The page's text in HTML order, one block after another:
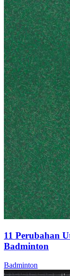
11 Perubahan
Badminton
Badminton